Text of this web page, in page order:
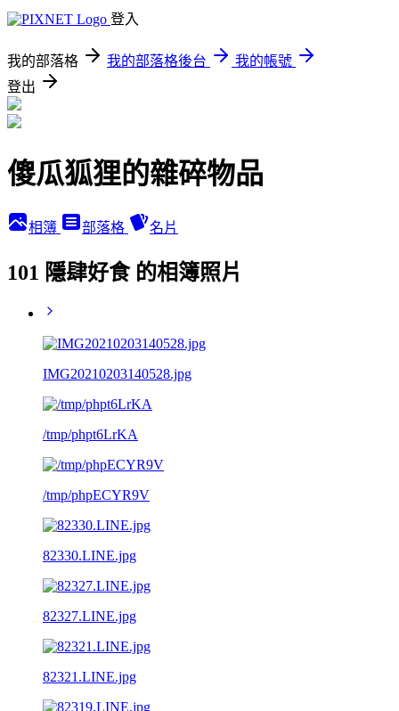
登入
我的部落格 我的部落格後台
我的帳號
登出
傻瓜狐狸的雜碎物品
相簿 部落格 名片
101 隱肆好食 的相簿照片
IMG20210203140528.jpg
/tmp/phpt6LrKA
/tmp/phpECYR9V
82330.LINE.jpg
82327.LINE.jpg
82321.LINE.jpg